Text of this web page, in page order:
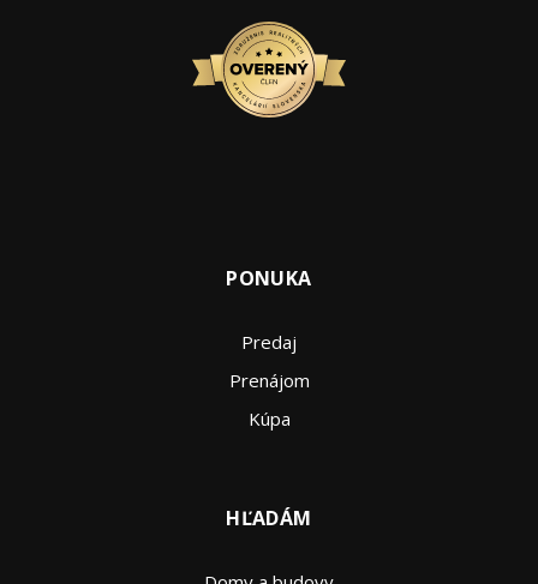
PONUKA
Predaj
Prenájom
Kúpa
HĽADÁM